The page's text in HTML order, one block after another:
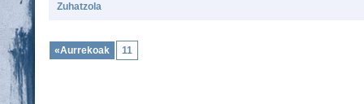
Zuhatzola
«Aurrekoak 11